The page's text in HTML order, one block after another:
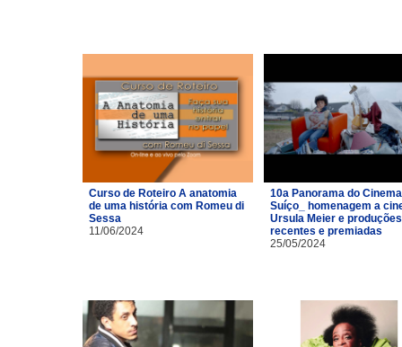
Curso de Roteiro A anatomia
de uma história com Romeu di
Sessa
11/06/2024
10a Panorama do Cinema
Suíço_ homenagem a
Ursula Meier e produções
recentes e premiadas
25/05/2024